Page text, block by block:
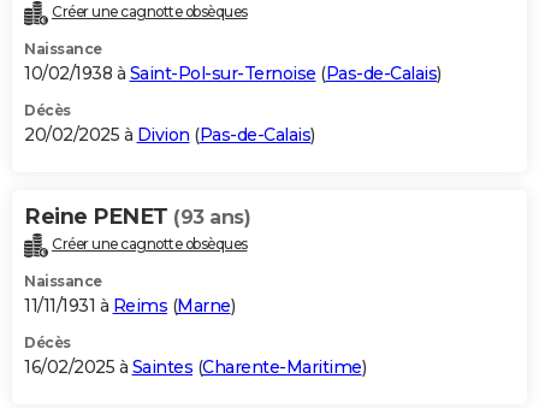
Créer une cagnotte obsèques
Naissance
10/02/1938 à Saint-Pol-sur-Ternoise (Pas-de-Calais)
Décès
20/02/2025 à Divion (Pas-de-Calais)
Reine PENET (93 ans)
Créer une cagnotte obsèques
Naissance
11/11/1931 à Reims (Marne)
Décès
16/02/2025 à Saintes (Charente-Maritime)